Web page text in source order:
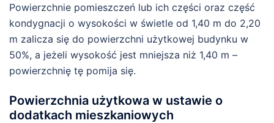
Powierzchnie pomieszczeń lub ich części oraz część
kondygnacji o wysokości w świetle od 1,40 m do 2,20
m zalicza się do powierzchni użytkowej budynku w
50%, a jeżeli wysokość jest mniejsza niż 1,40 m –
powierzchnię tę pomija się.
Powierzchnia użytkowa w ustawie o
dodatkach mieszkaniowych